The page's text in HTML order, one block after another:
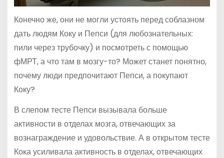
Конечно же, они не могли устоять перед соблазном
дать людям Коку и Пепси (для любознательных:
пили через трубочку) и посмотреть с помощью
фМРТ, а что там в мозгу-то? Может станет понятно,
почему люди предпочитают Пепси, а покупают
Коку?
В слепом тесте Пепси вызывала больше
активности в отделах мозга, отвечающих за
вознаграждение и удовольствие. А в открытом тесте
Кока усиливала активность в отделах, отвечающих